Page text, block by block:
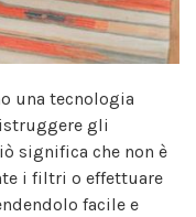
una tecnologia
gli
significa che non è
i filtri o effettuare
facile e